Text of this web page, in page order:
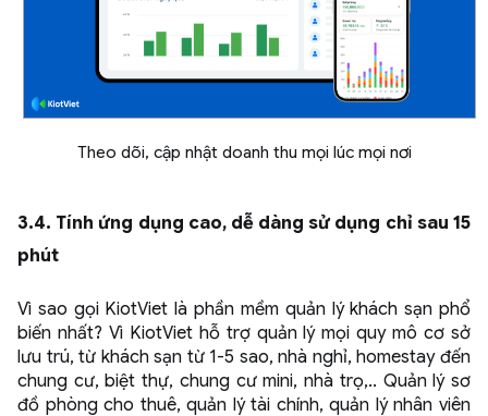
Theo dõi, cập nhật doanh thu mọi lúc mọi nơi
3.4. Tính ứng dụng cao, dễ dàng sử dụng chỉ sau 15
phút
Vì sao gọi KiotViet là phần mềm quản lý khách sạn phổ
biến nhất? Vì KiotViet hỗ trợ quản lý mọi quy mô cơ sở
lưu trú, từ khách sạn từ 1-5 sao, nhà nghỉ, homestay đến
chung cư, biệt thự, chung cư mini, nhà trọ,.. Quản lý sơ
đồ phòng cho thuê, quản lý tài chính, quản lý nhân viên